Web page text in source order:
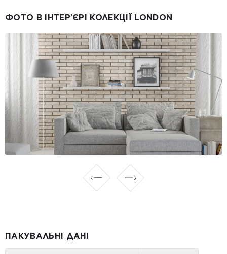
ФОТО В ІНТЕР’ЄРІ КОЛЕКЦІЇ LONDON
ПАКУВАЛЬНІ ДАНІ